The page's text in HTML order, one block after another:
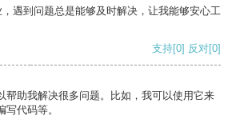
遇到问题总是能够及时解决，让我能够安心工
支持[0] 反对[0]
帮助我解决很多问题。比如，我可以使用它来
代码等。